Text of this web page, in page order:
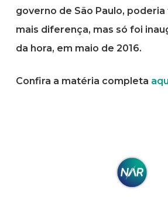
governo de São Paulo,
mais diferença, mas só foi
da hora, em maio de 2016.
Confira a matéria completa